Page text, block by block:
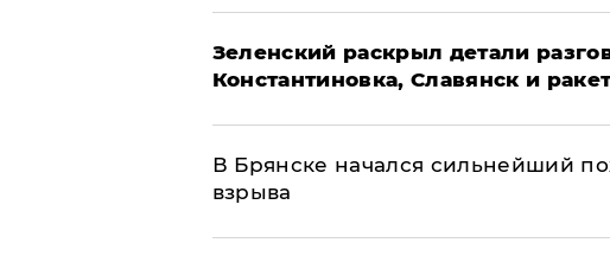
​Зеленский раскрыл детали
Константиновка, Славянск и
В Брянске начался сильнейший
взрыва